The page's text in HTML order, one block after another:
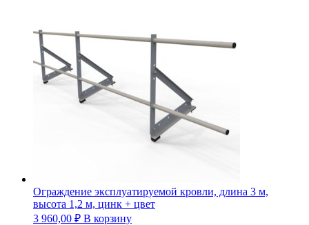
Ограждение эксплуатируемой кровли, длина 3 м,
высота 1,2 м, цинк + цвет
3 960,00 ₽ В корзину